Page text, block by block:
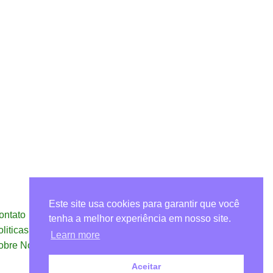
de Privacidade – Termos de Uso
Nós
Este site usa cookies para garantir que você
tenha a melhor experiência em nosso site.
Learn more
Aceitar